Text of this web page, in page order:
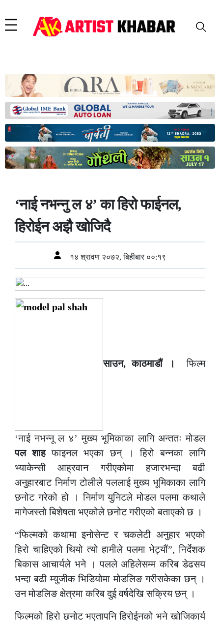
‘नाई नभन्नु ल ४’ का हिरो फाईनल,
हिरोईन अझै खोजिदै
१४ श्रावण २०७२, बिहीबार ००:१९
साउन, काठमाडौं ।फिल्म
‘नाई नभन्नू ल ४’ मुख्य भूमिकाका लागि अन्ततः मोडल
पल शाहफाइनल भएका छन् । हिरो बन्नका लागि
भ्याकेन्सी आह्रवान गरीएकोमा हजारभन्दा बढी
अनुहारबाट निर्माण टोलीले पललाई मुख्य भूमिकाका लागि
छनोट गरेको हो । निर्माण युनिटले मोडल पलमा कथाले
मागेजस्तो बिशेषता भएकोले छनोट गरीएको बताएको छ ।
“फिल्मको कथामा इनोसेन्ट र चकलेटी अनुहार भएको
हिरो चाहिएको थियो त्यो हामीले पलमा भेट्यौं”, निर्देशक
बिकास आचार्यले भने । पलले अहिलेसम्म करिब डेढसय
भन्दा बढी म्युजीक भिडियोमा मोडलिङ गरीसकेका छन् ।
उन मोडलिङ क्षेत्रमा करिब दुई वर्षदेखि सक्रिय छन् ।
फिल्मको हिरो छनोट भएतापनि हिरोईनको भने खोजिकार्य